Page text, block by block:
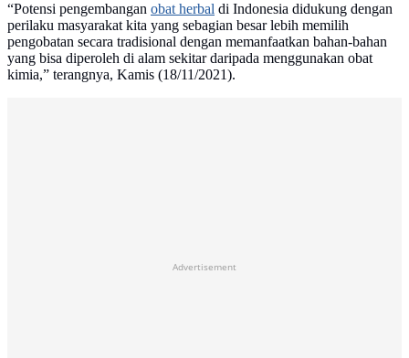
“Potensi pengembangan obat herbal di Indonesia didukung dengan
perilaku masyarakat kita yang sebagian besar lebih memilih
pengobatan secara tradisional dengan memanfaatkan bahan-bahan
yang bisa diperoleh di alam sekitar daripada menggunakan obat
kimia,” terangnya, Kamis (18/11/2021).
Advertisement